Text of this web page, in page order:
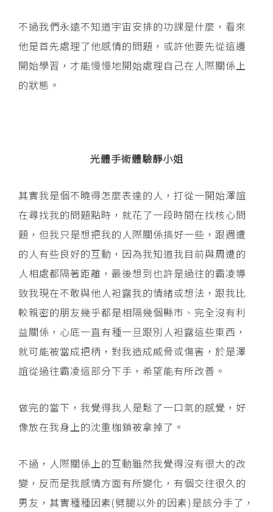
不過我們永遠不知道宇宙安排的功課是什麼，看來
他是首先處理了他感情的問題，或許他要先從這邊
開始學習，才能慢慢地開始處理自己在人際關係上
的狀態。
光體手術體驗靜小姐
其實我是個不曉得怎麼表達的人，打從一開始澤誼
在尋找我的問題點時，就花了一段時間在找核心問
題，但我只是想把我的人際關係搞好一些，跟週遭
的人有些良好的互動，因為我知道我目前與周遭的
人相處都隔著距離，最後想到也許是過往的霸凌導
致我現在不敢與他人袒露我的情緒或想法，跟我比
較親密的朋友幾乎都是相隔幾個縣市、完全沒有利
益關係，心底一直有種一旦跟別人袒露這些東西，
就可能被當成把柄，對我造成威脅或傷害，於是澤
誼從過往霸凌這部分下手，希望能有所改善。
做完的當下，我覺得我人是鬆了一口氣的感覺，好
像放在我身上的沈重枷鎖被拿掉了。
不過，人際關係上的互動雖然我覺得沒有很大的改
變，反而是我感情方面有所變化，有個交往很久的
男友，其實種種因素(劈腿以外的因素)是該分手了，